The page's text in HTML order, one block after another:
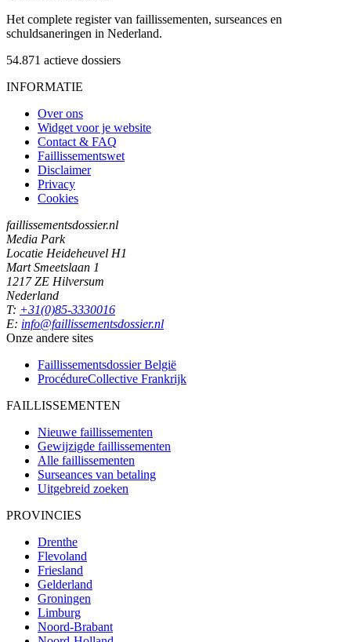
Het complete register van faillissementen, surseances en
schuldsaneringen in Nederland.
54.871 actieve dossiers
INFORMATIE
Over ons
Widget voor je website
Contact & FAQ
Faillissementswet
Disclaimer
Privacy
Cookies
faillissementsdossier.nl
Media Park
Locatie Heideheuvel H1
Mart Smeetslaan 1
1217 ZE Hilversum
Nederland
T: +31(0)85-3330016
E: info@faillissementsdossier.nl
Onze andere sites
Faillissementsdossier België
ProcédureCollective Frankrijk
FAILLISSEMENTEN
Nieuwe faillissementen
Gewijzigde faillissementen
Alle faillissementen
Surseances van betaling
Uitgebreid zoeken
PROVINCIES
Drenthe
Flevoland
Friesland
Gelderland
Groningen
Limburg
Noord-Brabant